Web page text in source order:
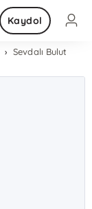
Kaydol
Sevdalı Bulut